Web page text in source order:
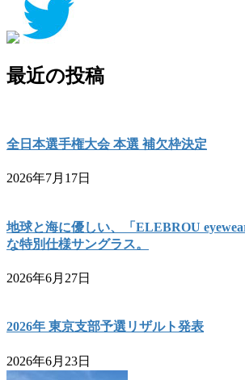
最近の投稿
全日本選手権大会 本選 補欠枠決定
2026年7月17日
地球と海に優しい、「ELEBROU
な特別仕様サングラス。
2026年6月27日
2026年 東京支部予選リザルト発表
2026年6月23日